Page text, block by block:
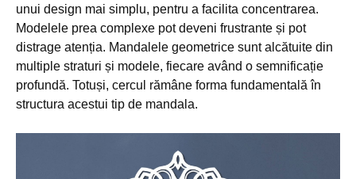
unui design mai simplu, pentru a facilita concentrarea.
Modelele prea complexe pot deveni frustrante și pot
distrage atenția. Mandalele geometrice sunt alcătuite din
multiple straturi și modele, fiecare având o semnificație
profundă. Totuși, cercul rămâne forma fundamentală în
structura acestui tip de mandala.